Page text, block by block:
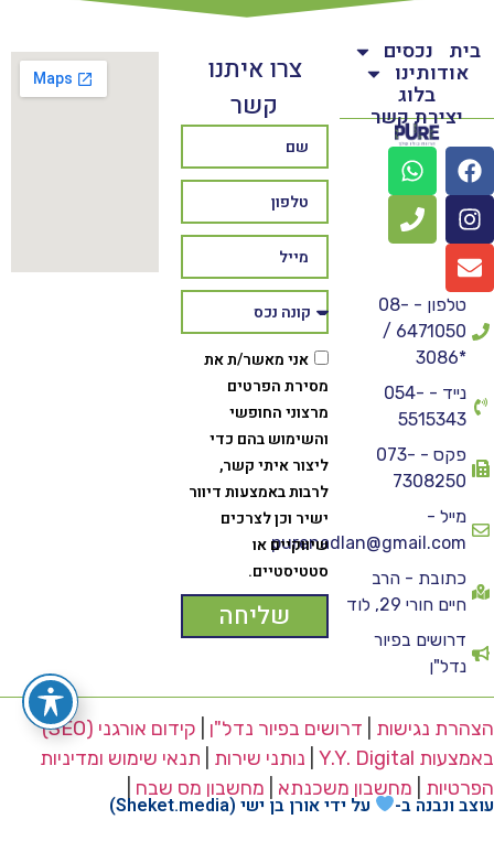
בית נכסים
אודותינו
בלוג
יצירת קשר
טלפון - 08-
6471050 /
*3086
נייד - 054-
5515343
פקס - 073-
7308250
מייל -
purenadlan@gmail.com
כתובת - הרב
חיים חורי 29, לוד
דרושים בפיור
נדל"ן
צרו איתנו
קשר
אני מאשר/ת את
מסירת הפרטים
מרצוני החופשי
והשימוש בהם כדי
ליצור איתי קשר,
לרבות באמצעות דיוור
ישיר וכן לצרכים
שיווקיים או
סטטיסטיים.
שליחה
הצהרת נגישות דרושים בפיור נדל"ן
קידום אורגני (SEO)
באמצעות Y.Y. Digital
נותני שירות
תנאי שימוש ומדיניות
הפרטיות
מחשבון משכנתא מחשבון מס שבח
עוצב ונבנה ב- על ידי אורן בן ישי (Sheket.media)